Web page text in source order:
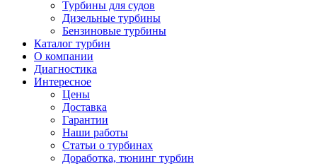
Турбины для судов
Дизельные турбины
Бензиновые турбины
Каталог турбин
О компании
Диагностика
Интересное
Цены
Доставка
Гарантии
Наши работы
Статьи о турбинах
Доработка, тюнинг турбин